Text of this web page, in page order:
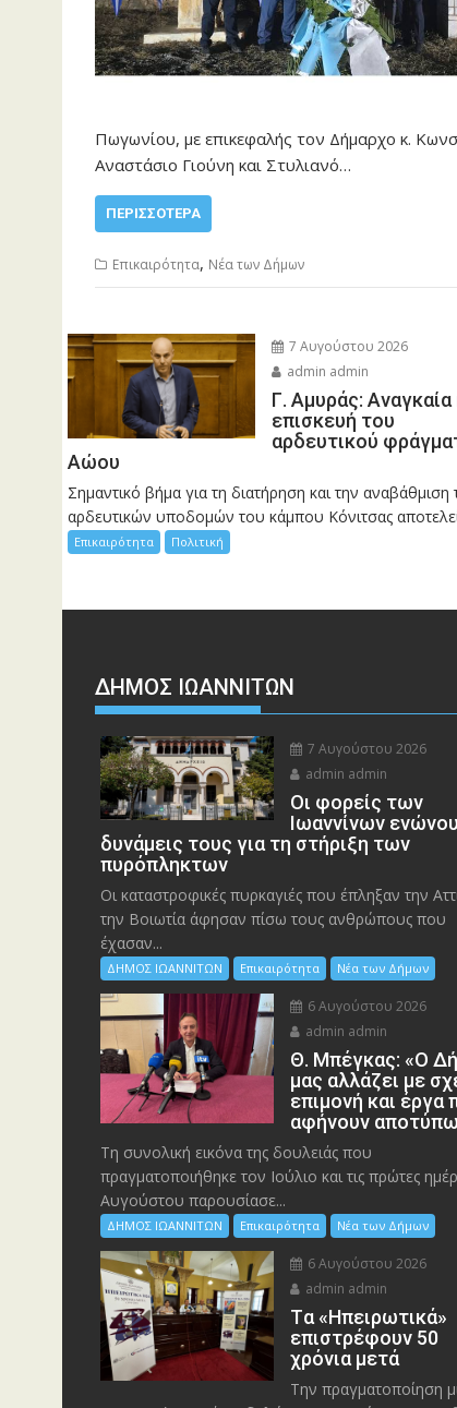
Πωγωνίου, με επικεφαλής τον Δήμαρχο κ.
Αναστάσιο Γιούνη και Στυλιανό…
ΠΕΡΙΣΣΌΤΕΡΑ
Επικαιρότητα, Νέα των Δήμων
7 Αυγούστου 2026
admin admin
Γ. Αμυράς: Αναγκαία
επισκευή του
αρδευτικού
Αώου
Σημαντικό βήμα για τη διατήρηση και την αναβάθμιση
αρδευτικών υποδομών του κάμπου Κόνιτσας
Επικαιρότητα Πολιτική
ΔΗΜΟΣ ΙΩΑΝΝΙΤΩΝ
7 Αυγούστου 2026
admin admin
Οι φορείς των
Ιωαννίνων
δυνάμεις τους για τη στήριξη των
πυρόπληκτων
Οι καταστροφικές πυρκαγιές που έπληξαν την
την Bοιωτία άφησαν πίσω τους ανθρώπους που
έχασαν...
ΔΗΜΟΣ ΙΩΑΝΝΙΤΩΝ Επικαιρότητα Νέα των Δήμων
6 Αυγούστου 2026
admin admin
Θ. Μπέγκας: «Ο
μας αλλάζει με
επιμονή και έργα
αφήνουν
Τη συνολική εικόνα της δουλειάς που
πραγματοποιήθηκε τον Ιούλιο και τις πρώτες
Αυγούστου παρουσίασε...
ΔΗΜΟΣ ΙΩΑΝΝΙΤΩΝ Επικαιρότητα Νέα των Δήμων
6 Αυγούστου 2026
admin admin
Tα «Ηπειρωτικά»
επιστρέφουν 50
χρόνια μετά
Την πραγματοποίηση